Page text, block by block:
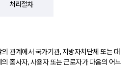
처리절차
관계에서 국가기관, 지방자치단체 또는 대
종사자, 사용자 또는 근로자가 다음의 어느